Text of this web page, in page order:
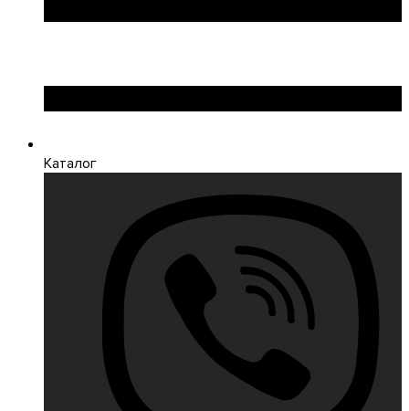
Каталог